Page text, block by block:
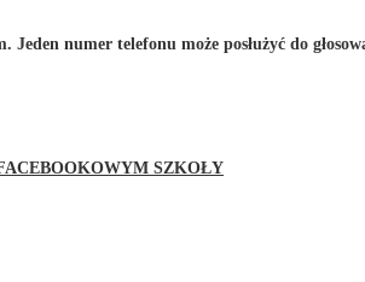
numer telefonu może posłużyć do
SZKOŁY